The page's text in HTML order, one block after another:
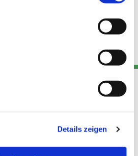
Details zeigen
Kont
Telefon
Links
Datensch
utz